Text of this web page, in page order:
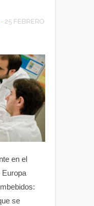
- 25 FEBRERO
en el
Europa
se